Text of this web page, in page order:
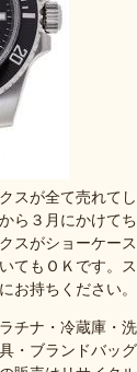
スが全て売れて
ら３月にかけて
スがショーケー
てもＯＫです。
お持ちください。
チナ・冷蔵庫・
・ブランドバッ